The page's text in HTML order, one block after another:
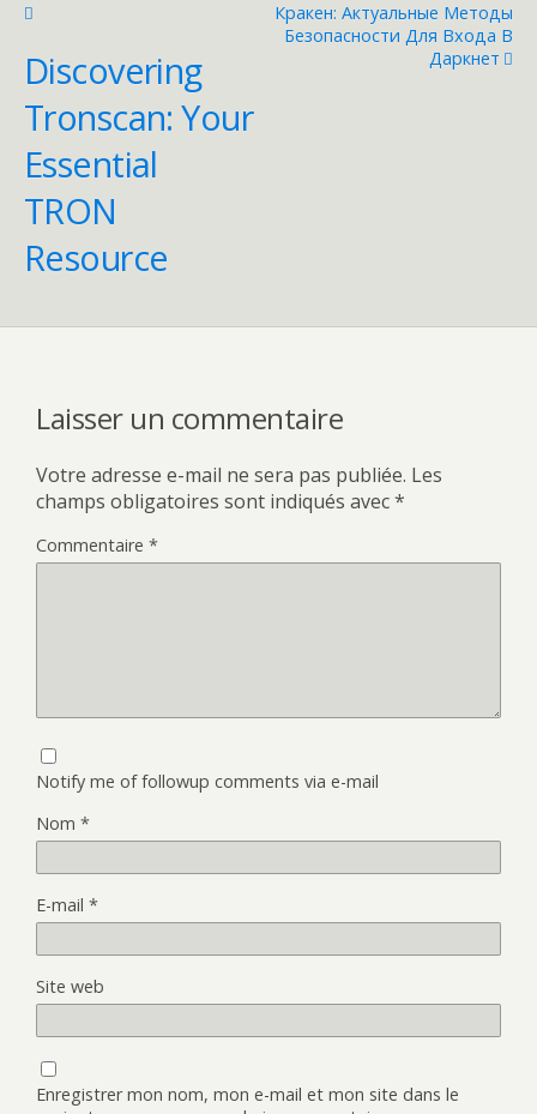
Discovering
Tronscan: Your
Essential
TRON
Resource
Кракен: Актуальные Методы
Безопасности Для Входа В
Даркнет
Laisser un commentaire
Votre adresse e-mail ne sera pas publiée. Les
champs obligatoires sont indiqués avec*
Commentaire *
Notify me of followup comments via e-mail
Nom *
E-mail *
Site web
Enregistrer mon nom, mon e-mail et mon site dans le